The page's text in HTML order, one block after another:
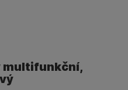
multifunkční,